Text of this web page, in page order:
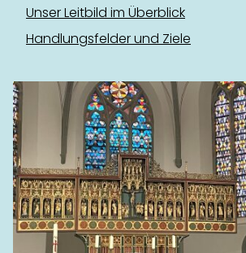
Unser Leitbild im Überblick
Handlungsfelder und Ziele